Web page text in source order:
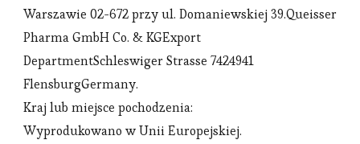
Warszawie 02-672 przy ul. Domaniewskiej 39.Queisser
Pharma GmbH Co. & KGExport
DepartmentSchleswiger Strasse 7424941
FlensburgGermany.
Kraj lub miejsce pochodzenia:
Wyprodukowano w Unii Europejskiej.